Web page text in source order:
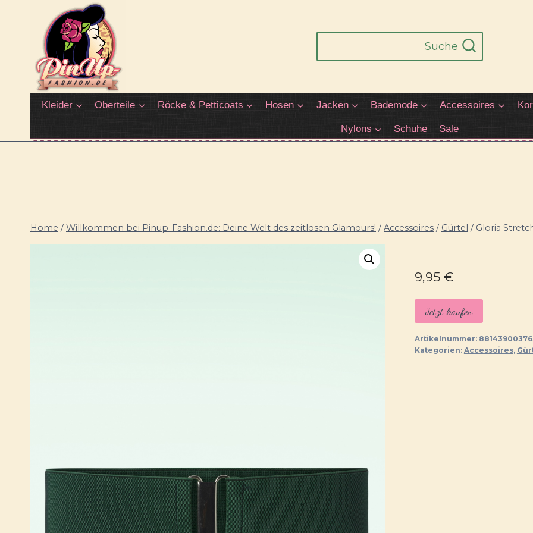
springen
Suche
Kleider Oberteile Röcke & Petticoats Hosen Jacken Bademode Accessoires
Nylons Schuhe Sale
Home / Willkommen bei Pinup-Fashion.de: Deine Welt des zeitlosen Glamours! / Accessoires / Gürtel / Gloria
9,95 €
Jetzt kaufen
Artikelnummer:
Kategorien: Accessoires,